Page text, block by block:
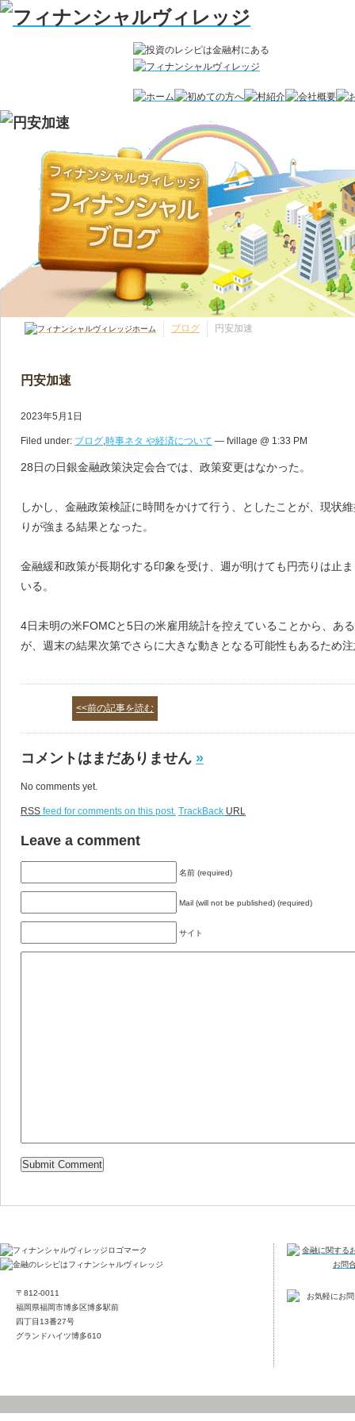
ブログ 円安加速
円安加速
2023年5月1日
Filed under: ブログ,時事ネタ や経済について — fvillage @ 1:33 PM
28日の日銀金融政策決定会合では、政策変更はなかった。
しかし、金融政策検証に時間をかけて行う、としたことが、現状
りが強まる結果となった。
金融緩和政策が長期化する印象を受け、週が明けても円売りは止
いる。
4日未明の米FOMCと5日の米雇用統計を控えていることから、あ
が、週末の結果次第でさらに大きな動きとなる可能性もあるため
<<前の記事を読む
コメントはまだありません »
No comments yet.
RSS feed for comments on this post. TrackBack URL
Leave a comment
名前 (required)
Mail (will not be published) (required)
サイト
〒812-0011
福岡県福岡市博多区博多駅前
四丁目13番27号
グランドハイツ博多610